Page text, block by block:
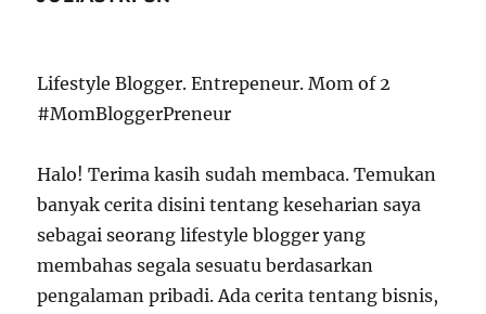
Lifestyle Blogger. Entrepeneur. Mom of 2
#MomBloggerPreneur
Halo! Terima kasih sudah membaca. Temukan
banyak cerita disini tentang keseharian saya
sebagai seorang lifestyle blogger yang
membahas segala sesuatu berdasarkan
pengalaman pribadi. Ada cerita tentang bisnis,